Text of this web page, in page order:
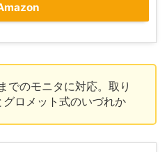
でのモニタに対応。取り
ロメット式のいづれか